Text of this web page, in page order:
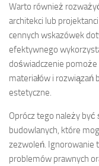
Warto również
architekci lub
cennych wskazówek
efektywnego
doświadczenie
materiałów i rozwiązań
estetyczne.
Oprócz tego należy
budowlanych, które
zezwoleń. Ignorowanie
problemów prawnych